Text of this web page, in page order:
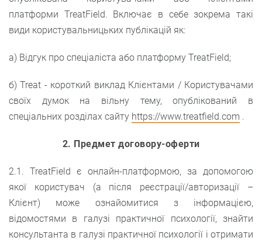
платформи TreatField. Включає в себе зокрема такі
види користувальницьких публікацій як:
а) Відгук про спеціаліста або платформу TreatField;
б) Treat - короткий виклад Клієнтами / Користувачами
своїх думок на вільну тему, опублікований в
спеціальних розділах сайту https://www.treatfield.com .
2. Предмет договору-оферти
2.1. TreatField є онлайн-платформою, за допомогою
якої користувач (а після реєстрації/авторизації –
Клієнт) може ознайомитися з інформацією,
відомостями в галузі практичної психології, знайти
консультанта в галузі практичної психології і отримати